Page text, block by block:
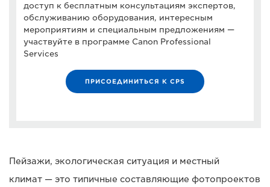
доступ к бесплатным консультациям экспертов,
обслуживанию оборудования, интересным
мероприятиям и специальным предложениям —
участвуйте в программе Canon Professional
Services
ПРИСОЕДИНИТЬСЯ К CPS
Пейзажи, экологическая ситуация и местный
климат — это типичные составляющие фотопроектов